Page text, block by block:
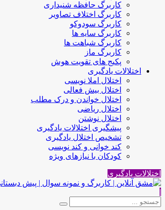
کاربرگ حافظه شنیداری
کاربرگ اختلاف تصاویر
کاربرگ سودوکو
کاربرگ سایه ها
کاربرگ شباهت ها
کاربرگ ماز
پکیج های تقویت هوش
اختلالات یادگیری
اختلال املا نویسی
اختلال بیش فعالی
اختلال خواندن و درک مطلب
اختلال ریاضی
اختلال نوشتن
پیشگیری اختلالات یادگیری
تشخیص اختلال یادگیری
کند خوانی و کند نویسی
کودکان با نیازهای ویژه
اختلالات یادگیری
|